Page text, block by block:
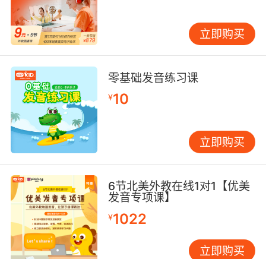
立即购买
零基础发音练习课
¥10
立即购买
6节北美外教在线1对1【优美
发音专项课】
¥1022
立即购买